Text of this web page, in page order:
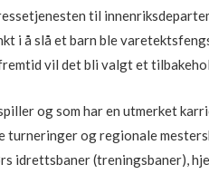
til
i å slå et barn ble
vil det bli valgt et
og som har en utmerket
og regionale
idrettsbaner (treningsbaner),